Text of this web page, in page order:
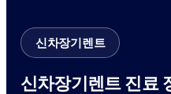
신차장기렌트
신차장기렌트 진료